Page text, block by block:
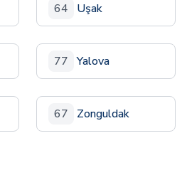
64 Uşak
77 Yalova
67 Zonguldak